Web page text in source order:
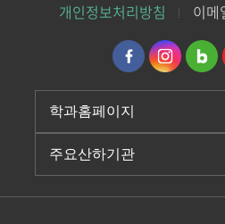
개인정보처리방침 이메